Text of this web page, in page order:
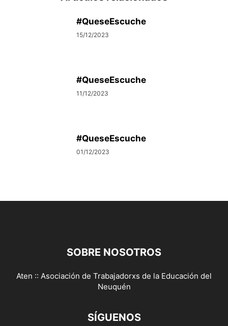
#QueseEscuche
15/12/2023
#QueseEscuche
11/12/2023
#QueseEscuche
01/12/2023
SOBRE NOSOTROS
Aten :: Asociación de Trabajadorxs de la Educación del
Neuquén
SÍGUENOS